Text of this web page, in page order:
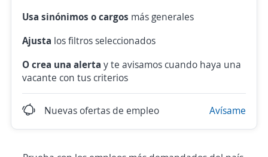
Usa sinónimos o cargos más generales
Ajusta los filtros seleccionados
O crea una alerta y te avisamos cuando haya una
vacante con tus criterios
Nuevas ofertas de empleo Avísame